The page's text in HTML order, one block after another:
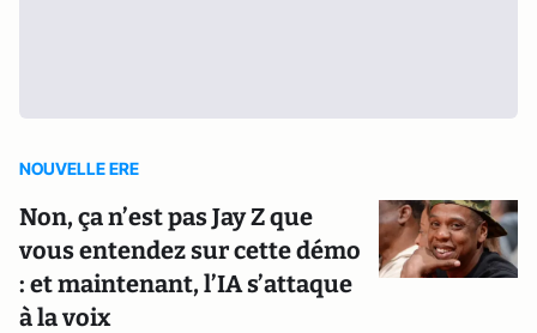
NOUVELLE ERE
Non, ça n’est pas Jay Z que
vous entendez sur cette démo
: et maintenant, l’IA s’attaque
à la voix